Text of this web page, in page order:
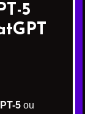
5
5 ou